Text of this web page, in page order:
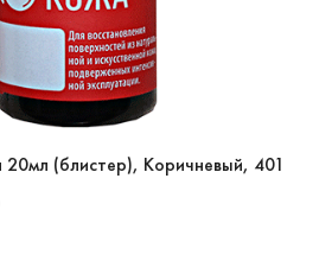
(блистер), Коричневый, 401